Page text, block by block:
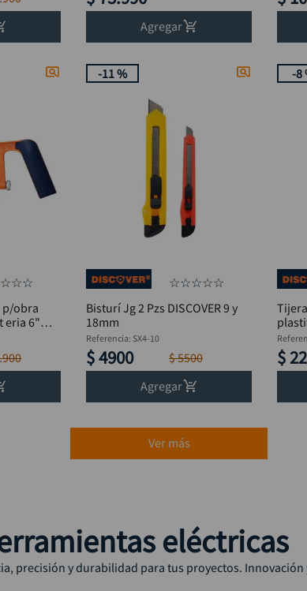
Agregar
☆☆☆
p/obra
eria 6"
.900
-11 %
☆☆☆☆☆
Bisturí Jg 2 Pzs DISCOVER 9 y
18mm
Referencia: SX4-10
$4900 $5500
Agregar
-8
$ 22
Ver más
eléctricas
precisión y durabilidad para tus proyectos.